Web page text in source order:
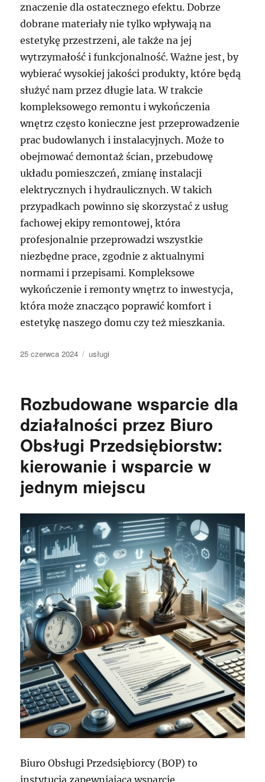
znaczenie dla ostatecznego efektu. Dobrze
dobrane materiały nie tylko wpływają na
estetykę przestrzeni, ale także na jej
wytrzymałość i funkcjonalność. Ważne jest, by
wybierać wysokiej jakości produkty, które będą
służyć nam przez długie lata. W trakcie
kompleksowego remontu i wykończenia
wnętrz często konieczne jest przeprowadzenie
prac budowlanych i instalacyjnych. Może to
obejmować demontaż ścian, przebudowę
układu pomieszczeń, zmianę instalacji
elektrycznych i hydraulicznych. W takich
przypadkach powinno się skorzystać z usług
fachowej ekipy remontowej, która
profesjonalnie przeprowadzi wszystkie
niezbędne prace, zgodnie z aktualnymi
normami i przepisami. Kompleksowe
wykończenie i remonty wnętrz to inwestycja,
która może znacząco poprawić komfort i
estetykę naszego domu czy też mieszkania.
Data
25 czerwca 2024 Kategorie
usługi
Rozbudowane wsparcie dla
działalności przez Biuro
Obsługi Przedsiębiorstw:
kierowanie i wsparcie w
jednym miejscu
Biuro Obsługi Przedsiębiorcy (BOP) to
instytucja zapewniająca wsparcie